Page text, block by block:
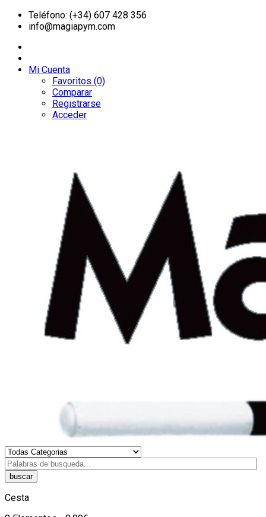
Teléfono: (+34) 607 428 356
info@magiapym.com
Mi Cuenta
Favoritos (0)
Comparar
Registrarse
Acceder
buscar
Cesta